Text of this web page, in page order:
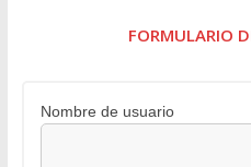
FORMULARIO
Nombre de usuario